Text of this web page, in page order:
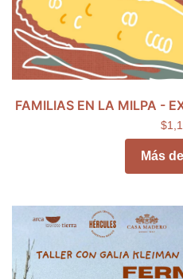
FAMILIAS EN LA MILPA -
Más